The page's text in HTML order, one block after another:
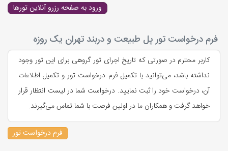
ورود به صفحه رزرو آنلاین تورها
فرم درخواست تور پل طبیعت و دربند تهران یک روزه
کاربر محترم در صورتی که تاریخ اجرای تور گروهی برای این تور وجود
نداشته باشد، می‌توانید با تکمیل فرم درخواست تور و تکمیل اطلاعات
آن، درخواست خود را ثبت نمایید. درخواست شما در لیست انتظار قرار
خواهد گرفت و همکاران ما در اولین فرصت با شما تماس می‌گیرند.
فرم درخواست تور